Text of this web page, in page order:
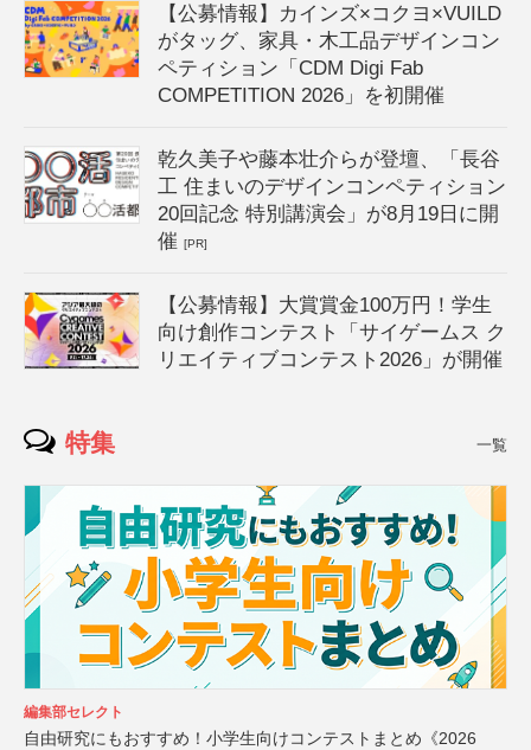
【公募情報】カインズ×コクヨ×VUILD
がタッグ、家具・木工品デザインコン
ペティション「CDM Digi Fab
COMPETITION 2026」を初開催
乾久美子や藤本壮介らが登壇、「長谷
工 住まいのデザインコンペティション
20回記念 特別講演会」が8月19日に開
催[PR]
【公募情報】大賞賞金100万円！学生
向け創作コンテスト「サイゲームス ク
リエイティブコンテスト2026」が開催
特集 一覧
編集部セレクト
自由研究にもおすすめ！小学生向けコンテストまとめ《2026